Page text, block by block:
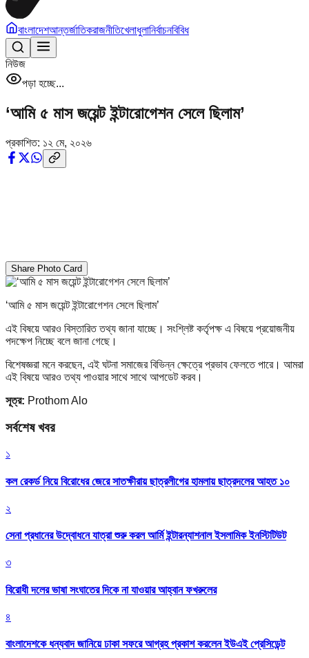
বাংলাদেশআন্তর্জাতিকরাজনীতিখেলাধুলানির্বাচনবিবিধ
নিউজ
পড়া হচ্ছে...
‘আমি ৫ মাস জয়েন্ট ইন্টারোগেশন সেলে ছিলাম’
প্রকাশিত: ১২ মে, ২০২৬
Share Photo Card
‘আমি ৫ মাস জয়েন্ট ইন্টারোগেশন সেলে ছিলাম’
এই বিষয়ে আরও বিস্তারিত তথ্য জানা যাচ্ছে। সংশ্লিষ্ট কর্তৃপক্ষ এ বিষয়ে প্রয়োজনীয়
পদক্ষেপ নিচ্ছে বলে জানা গেছে।
বিশেষজ্ঞরা মনে করছেন, এই ঘটনা সমাজের বিভিন্ন ক্ষেত্রে প্রভাব ফেলতে পারে। আমরা
এই বিষয়ে আরও তথ্য পাওয়ার সাথে সাথে আপডেট করব।
সূত্র: Prothom Alo
সর্বশেষ খবর
১
কল রেকর্ড নিয়ে বিরোধের জেরে সাতক্ষীরায় ছাত্রলীগের হামলায় ছাত্রদলের আহত ১০
২
সেনা প্রধানের উদ্বোধনে যাত্রা শুরু করল আর্মি ইন্টারন্যাশনাল ইসলামিক ইনস্টিটিউট
৩
বিরোধী দলের ভাষা সংঘাতের দিকে না যাওয়ার আহ্বান ফখরুলের
৪
বাংলাদেশকে ধন্যবাদ জানিয়ে ঢাকা সফরে আগ্রহ প্রকাশ করলেন ইউএই প্রেসিডেন্ট